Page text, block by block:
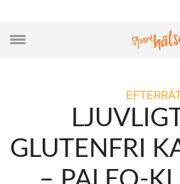
GLUTENFRI